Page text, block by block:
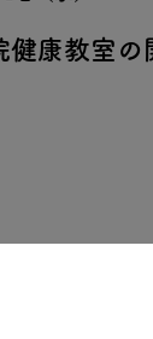
健康教室の